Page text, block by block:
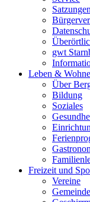
gwt
Leben &
Über
Bildung
Soziales
Freizeit und
Vereine